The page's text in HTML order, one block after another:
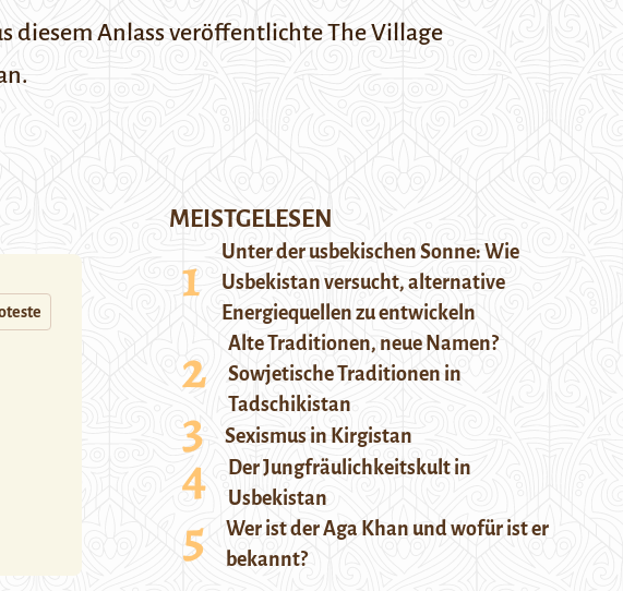
diesem Anlass veröffentlichte The Village
MEISTGELESEN
Unter der usbekischen Sonne: Wie
Usbekistan versucht, alternative
Energiequellen zu entwickeln
Alte Traditionen, neue Namen?
Sowjetische Traditionen in
Tadschikistan
Sexismus in Kirgistan
Der Jungfräulichkeitskult in
Usbekistan
Wer ist der Aga Khan und wofür ist er
bekannt?